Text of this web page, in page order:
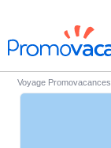
Voyage Promovacances